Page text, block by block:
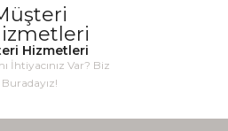
Hizmetleri
İhtiyacınız Var? Biz
Buradayız!